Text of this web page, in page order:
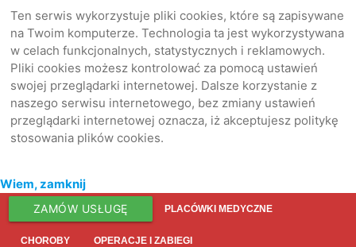
Ten serwis wykorzystuje pliki cookies, które są zapisywane
na Twoim komputerze. Technologia ta jest wykorzystywana
w celach funkcjonalnych, statystycznych i reklamowych.
Pliki cookies możesz kontrolować za pomocą ustawień
swojej przeglądarki internetowej. Dalsze korzystanie z
naszego serwisu internetowego, bez zmiany ustawień
przeglądarki internetowej oznacza, iż akceptujesz politykę
stosowania plików cookies.
Wiem, zamknij
ZAMÓW USŁUGĘ PLACÓWKI MEDYCZNE
CHOROBY OPERACJE I ZABIEGI